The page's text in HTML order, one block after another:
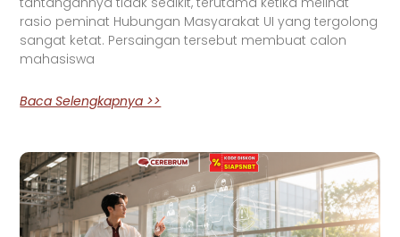
rasio peminat Hubungan Masyarakat UI yang tergolong
sangat ketat. Persaingan tersebut membuat calon
mahasiswa
Baca Selengkapnya >>